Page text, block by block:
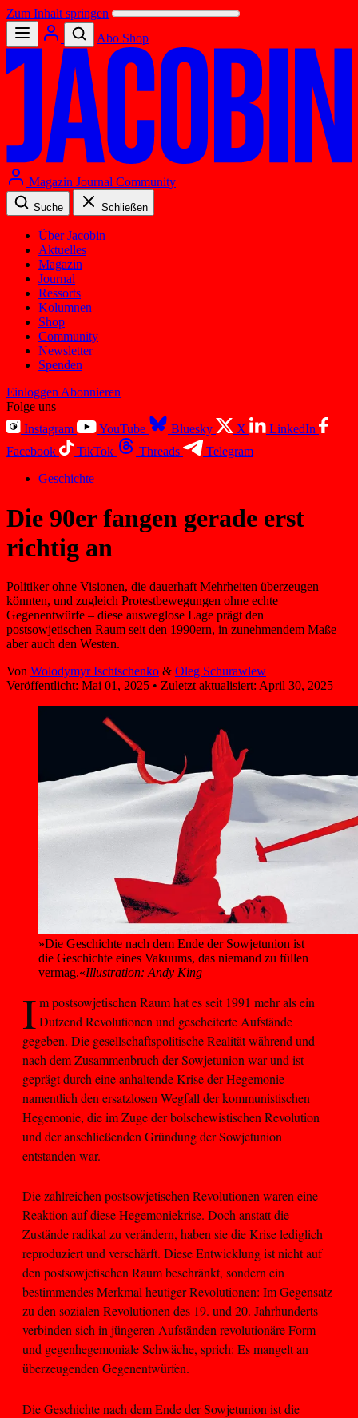
Zum Inhalt springen
Abo Shop
Magazin Journal Community
Suche Schließen
Über Jacobin
Aktuelles
Magazin
Journal
Ressorts
Kolumnen
Shop
Community
Newsletter
Spenden
Einloggen Abonnieren
Folge uns
Instagram
YouTube Bluesky X
LinkedIn
Facebook
TikTok Threads
Telegram
Geschichte
Die 90er fangen gerade erst
richtig an
Politiker ohne Visionen, die dauerhaft Mehrheiten überzeugen
könnten, und zugleich Protestbewegungen ohne echte
Gegenentwürfe – diese ausweglose Lage prägt den
postsowjetischen Raum seit den 1990ern, in zunehmendem Maße
aber auch den Westen.
Von Wolodymyr Ischtschenko & Oleg Schurawlew
Veröffentlicht: Mai 01, 2025 • Zuletzt aktualisiert: April 30, 2025
»Die Geschichte nach dem Ende der Sowjetunion ist
die Geschichte eines Vakuums, das niemand zu füllen
vermag.«Illustration: Andy King
Im postsowjetischen Raum hat es seit 1991 mehr als ein
Dutzend Revolutionen und gescheiterte Aufstände
gegeben. Die gesellschaftspolitische Realität während und
nach dem Zusammenbruch der Sowjetunion war und ist
geprägt durch eine anhaltende Krise der Hegemonie –
namentlich den ersatzlosen Wegfall der kommunistischen
Hegemonie, die im Zuge der bolschewistischen Revolution
und der anschließenden Gründung der Sowjetunion
entstanden war.
Die zahlreichen postsowjetischen Revolutionen waren eine
Reaktion auf diese Hegemoniekrise. Doch anstatt die
Zustände radikal zu verändern, haben sie die Krise lediglich
reproduziert und verschärft. Diese Entwicklung ist nicht auf
den postsowjetischen Raum beschränkt, sondern ein
bestimmendes Merkmal heutiger Revolutionen: Im Gegensatz
zu den sozialen Revolutionen des 19. und 20. Jahrhunderts
verbinden sich in jüngeren Aufständen revolutionäre Form
und gegenhegemoniale Schwäche, sprich: Es mangelt an
überzeugenden Gegenentwürfen.
Die Geschichte nach dem Ende der Sowjetunion ist die